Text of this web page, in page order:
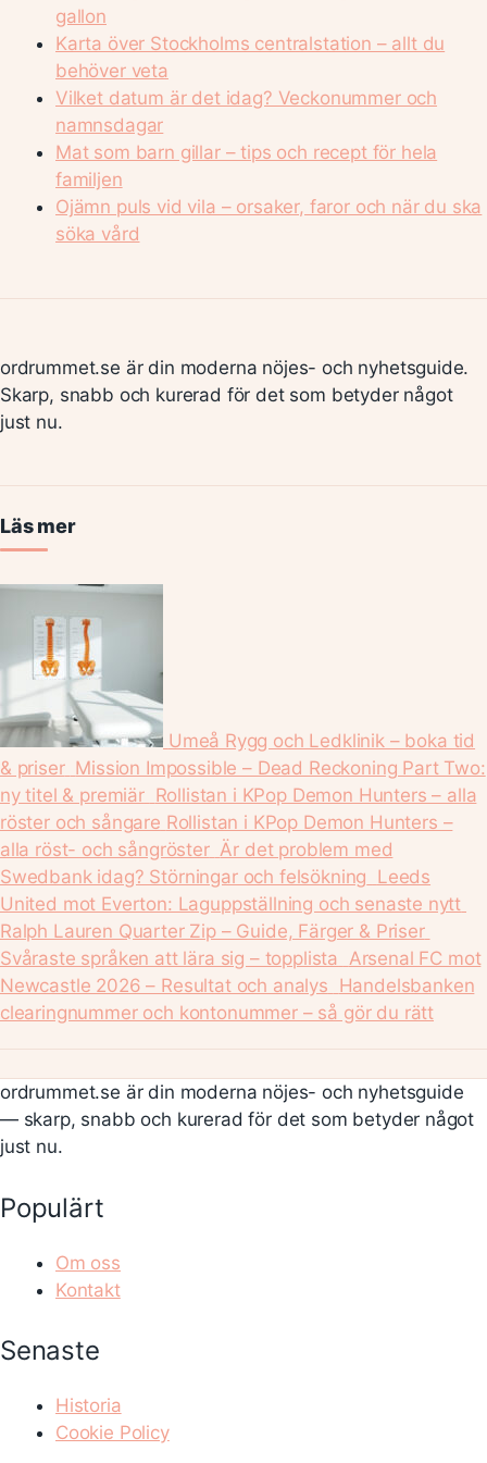
gallon
Karta över Stockholms centralstation – allt du
behöver veta
Vilket datum är det idag? Veckonummer och
namnsdagar
Mat som barn gillar – tips och recept för hela
familjen
Ojämn puls vid vila – orsaker, faror och när du ska
söka vård
ordrummet.se är din moderna nöjes- och nyhetsguide.
Skarp, snabb och kurerad för det som betyder något
just nu.
Läs mer
Umeå Rygg och Ledklinik – boka tid
& priser Mission Impossible – Dead Reckoning Part Two:
ny titel & premiär Rollistan i KPop Demon Hunters – alla
röster och sångare Rollistan i KPop Demon Hunters –
alla röst- och sångröster Är det problem med
Swedbank idag? Störningar och felsökning Leeds
United mot Everton: Laguppställning och senaste nytt
Ralph Lauren Quarter Zip – Guide, Färger & Priser
Svåraste språken att lära sig – topplista Arsenal FC mot
Newcastle 2026 – Resultat och analys Handelsbanken
clearingnummer och kontonummer – så gör du rätt
ordrummet.se är din moderna nöjes- och nyhetsguide
— skarp, snabb och kurerad för det som betyder något
just nu.
Populärt
Om oss
Kontakt
Senaste
Historia
Cookie Policy